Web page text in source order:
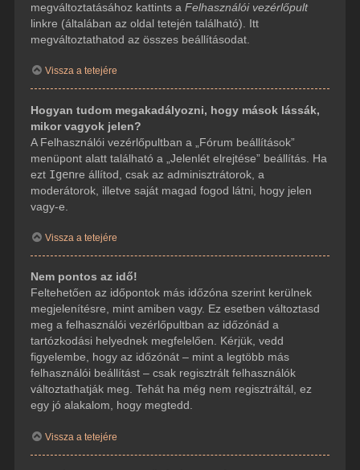
megváltoztatásához kattints a Felhasználói vezérlőpult
linkre (általában az oldal tetején található). Itt
megváltoztathatod az összes beállításodat.
Vissza a tetejére
Hogyan tudom megakadályozni, hogy mások lássák,
mikor vagyok jelen?
A Felhasználói vezérlőpultban a „Fórum beállítások”
menüpont alatt található a „Jelenlét elrejtése” beállítás. Ha
ezt Igenre állítod, csak az adminisztrátorok, a
moderátorok, illetve saját magad fogod látni, hogy jelen
vagy-e.
Vissza a tetejére
Nem pontos az idő!
Feltehetően az időpontok más időzóna szerint kerülnek
megjelenítésre, mint amiben vagy. Ez esetben változtasd
meg a felhasználói vezérlőpultban az időzónád a
tartózkodási helyednek megfelelően. Kérjük, vedd
figyelembe, hogy az időzónát – mint a legtöbb más
felhasználói beállítást – csak regisztrált felhasználók
változtathatják meg. Tehát ha még nem regisztráltál, ez
egy jó alakalom, hogy megtedd.
Vissza a tetejére